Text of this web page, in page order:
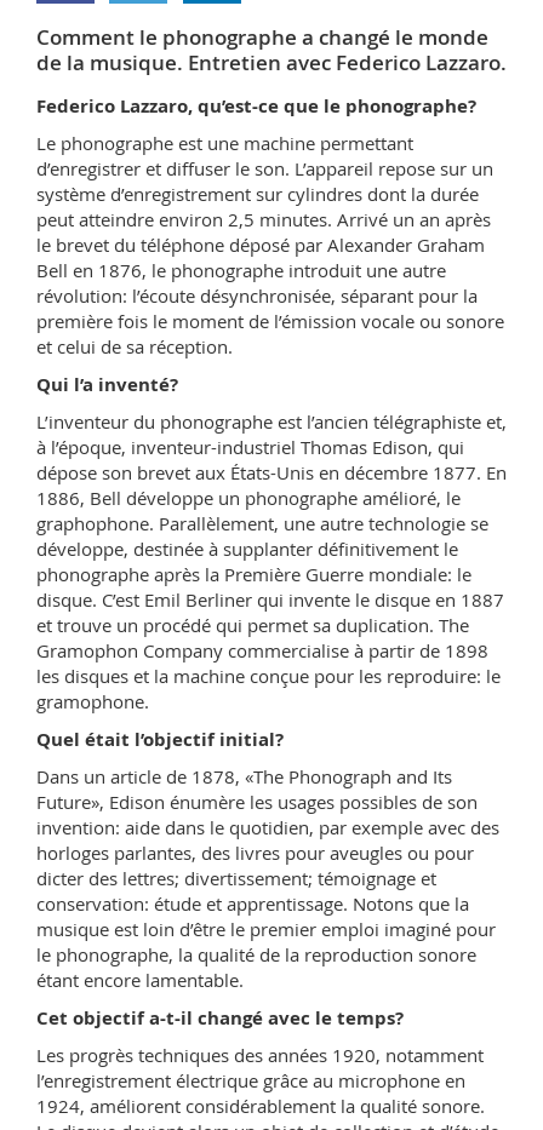
Interfacultaire
MyUnifr
Comment le phonographe a changé le monde
de la musique. Entretien avec Federico Lazzaro.
Federico Lazzaro, qu’est-ce que le phonographe?
Le phonographe est une machine permettant
d’enregistrer et diffuser le son. L’appareil repose sur un
système d’enregistrement sur cylindres dont la durée
peut atteindre environ 2,5 minutes. Arrivé un an après
le brevet du téléphone déposé par Alexander Graham
Bell en 1876, le phonographe introduit une autre
révolution: l’écoute désynchronisée, séparant pour la
première fois le moment de l’émission vocale ou sonore
et celui de sa réception.
Qui l’a inventé?
L’inventeur du phonographe est l’ancien télégraphiste et,
à l’époque, inventeur-industriel Thomas Edison, qui
dépose son brevet aux États-Unis en décembre 1877. En
1886, Bell développe un phonographe amélioré, le
graphophone. Parallèlement, une autre technologie se
développe, destinée à supplanter définitivement le
phonographe après la Première Guerre mondiale: le
disque. C’est Emil Berliner qui invente le disque en 1887
et trouve un procédé qui permet sa duplication. The
Gramophon Company commercialise à partir de 1898
les disques et la machine conçue pour les reproduire: le
gramophone.
Quel était l’objectif initial?
Dans un article de 1878, «The Phonograph and Its
Future», Edison énumère les usages possibles de son
invention: aide dans le quotidien, par exemple avec des
horloges parlantes, des livres pour aveugles ou pour
dicter des lettres; divertissement; témoignage et
conservation: étude et apprentissage. Notons que la
musique est loin d’être le premier emploi imaginé pour
le phonographe, la qualité de la reproduction sonore
étant encore lamentable.
Cet objectif a-t-il changé avec le temps?
Les progrès techniques des années 1920, notamment
l’enregistrement électrique grâce au microphone en
1924, améliorent considérablement la qualité sonore.